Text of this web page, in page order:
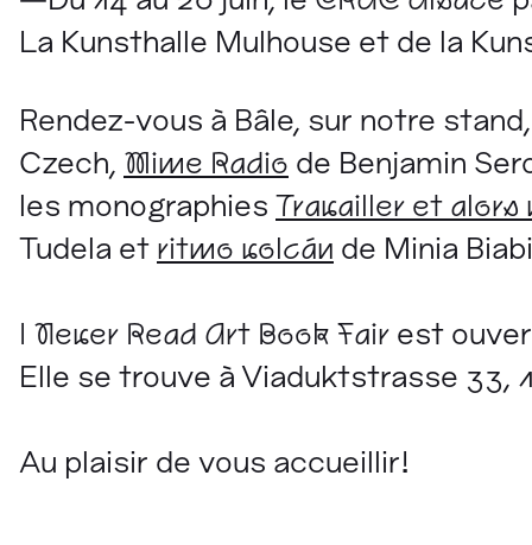
La Kunsthalle Mulhouse et de la
Rendez-vous à Bâle, sur notre
Czech, Mime Radio de Benjamin
les monographies Travailler et
Tudela et ritmo volcán de Minia
I Never Read Art Book Fair est
Elle se trouve à Viaduktstrasse 33,
Au plaisir de vous accueillir!